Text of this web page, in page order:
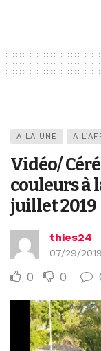
A LA UNE A
Vidéo/
couleurs à
juillet 2019
thies24
07/29/
0 0